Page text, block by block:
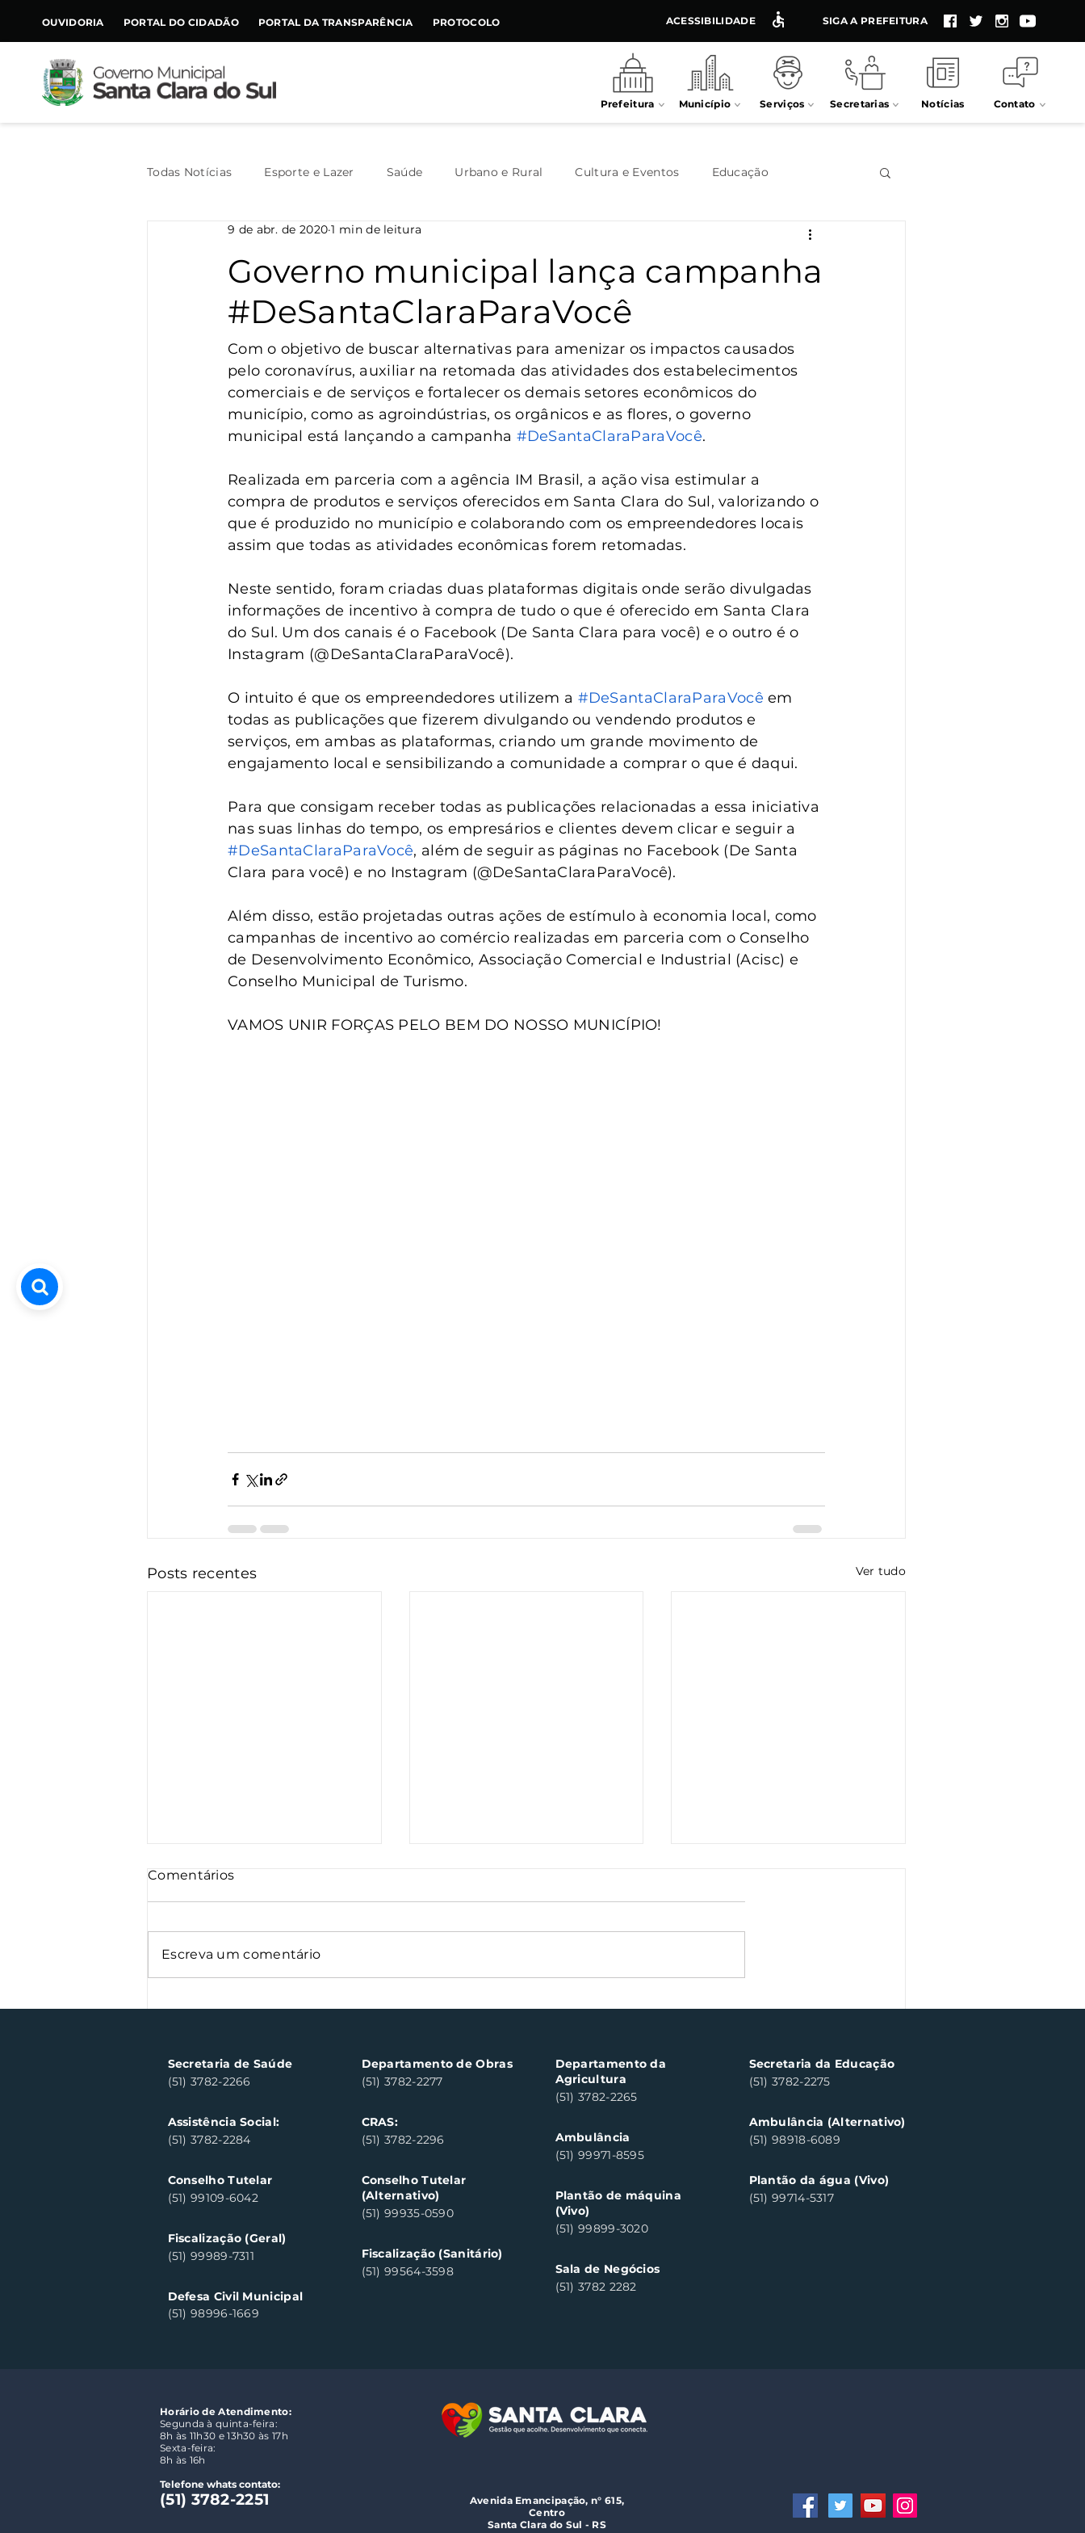
CONTEÚDO
OUVIDORIA PORTAL DO CIDADÃO PORTAL DA TRANSPARÊNCIA PROTOCOLO ACESSIBILIDADE SIGA A PREFEITURA
Prefeitura Município Serviços Secretarias Notícias Contato
Todas Notícias Esporte e Lazer Saúde Urbano e Rural Cultura e Eventos Educação
Assistência Social Geral Meio Ambiente
Agricultura Trânsito Habitação Destaque Legislativo
Vigilância Turismo Santa Clara do Sul Conselho Tutelar
Governo municipal lança campanha
#DeSantaClaraParaVocê
9 de abr. de 2020 1 min de leitura
Com o objetivo de buscar alternativas para amenizar os impactos causados
pelo coronavírus, auxiliar na retomada das atividades dos estabelecimentos
comerciais e de serviços e fortalecer os demais setores econômicos do
município, como as agroindústrias, os orgânicos e as flores, o governo
municipal está lançando a campanha #DeSantaClaraParaVocê.
Realizada em parceria com a agência IM Brasil, a ação visa estimular a
compra de produtos e serviços oferecidos em Santa Clara do Sul, valorizando o
que é produzido no município e colaborando com os empreendedores locais
assim que todas as atividades econômicas forem retomadas.
Neste sentido, foram criadas duas plataformas digitais onde serão divulgadas
informações de incentivo à compra de tudo o que é oferecido em Santa Clara
do Sul. Um dos canais é o Facebook (De Santa Clara para você) e o outro é o
Instagram (@DeSantaClaraParaVocê).
O intuito é que os empreendedores utilizem a #DeSantaClaraParaVocê em
todas as publicações que fizerem divulgando ou vendendo produtos e
serviços, em ambas as plataformas, criando um grande movimento de
engajamento local e sensibilizando a comunidade a comprar o que é daqui.
Para que consigam receber todas as publicações relacionadas a essa iniciativa
nas suas linhas do tempo, os empresários e clientes devem clicar e seguir a
#DeSantaClaraParaVocê, além de seguir as páginas no Facebook (De Santa
Clara para você) e no Instagram (@DeSantaClaraParaVocê).
Além disso, estão projetadas outras ações de estímulo à economia local, como
campanhas de incentivo ao comércio realizadas em parceria com o Conselho
de Desenvolvimento Econômico, Associação Comercial e Industrial (Acisc) e
Conselho Municipal de Turismo.
VAMOS UNIR FORÇAS PELO BEM DO NOSSO MUNICÍPIO!
Posts recentes Ver tudo
Clara do Sul
Clara do Sul
Comentários
Escreva um comentário
Secretaria de Saúde
(51) 3782-2266
Assistência Social:
(51) 3782-2284
Conselho Tutelar
(51) 99109-6042
Fiscalização (Geral)
(51) 99989-7311
Defesa Civil Municipal
(51) 98996-1669
Departamento de Obras
(51) 3782-2277
CRAS:
(51) 3782-2296
Conselho Tutelar
(Alternativo)
(51) 99935-0590
Fiscalização (Sanitário)
(51) 99564-3598
Departamento da
Agricultura
(51) 3782-2265
Ambulância
(51) 99971-8595
Plantão de máquina
(Vivo)
(51) 99899-3020
Sala de Negócios
(51) 3782 2282
Secretaria da Educação
(51) 3782-2275
Ambulância (Alternativo)
(51) 98918-6089
Plantão da água (Vivo)
(51) 99714-5317
Horário de Atendimento:
Segunda à quinta-feira:
8h às 11h30 e 13h30 às 17h
Sexta-feira:
8h às 16h
Telefone whats contato:
(51) 3782-2251
Avenida Emancipação, n° 615,
Centro
Santa Clara do Sul - RS